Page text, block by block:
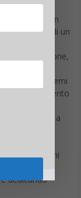
Sei in
la causa di un
quante persone,
i problemi
un intervento
della rete, a
va dalle
i problemi
di dati
dedicando